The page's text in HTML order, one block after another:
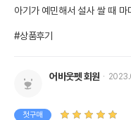
아기가 예민해서 설사 쌀 때
#상품후기
어바웃펫 회원
첫구매